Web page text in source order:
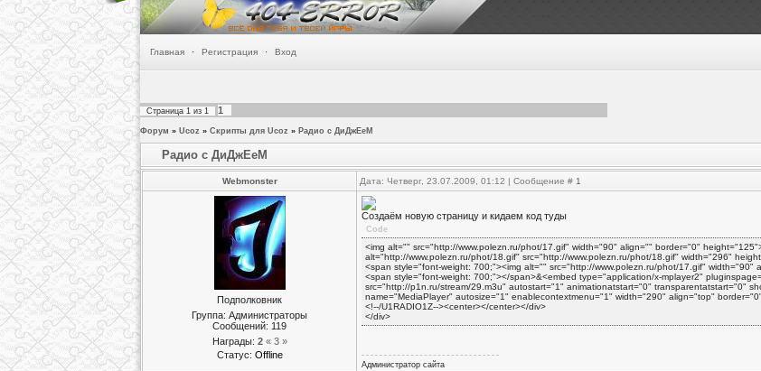
Главная · Регистрация · Вход
Страница 1 из 1 1
Форум » Ucoz » Скрипты для Ucoz » Радио с ДиДжЕеМ
Радио с ДиДжЕеМ
Webmonster Дата: Четверг, 23.07.2009, 01:12 | Сообщение # 1
Подполковник
Группа: Администраторы
Сообщений: 119
Награды: 2 « 3 »
Статус: Offline
Создаём новую страницу и кидаем код туды
Code
<img alt="" src="http://www.polezn.ru/phot/17.gif" width="90" align="" border="0"
alt="http://www.polezn.ru/phot/18.gif" src="http://www.polezn.ru/phot/18.gif" width="296"
<span style="font-weight: 700;"><img alt="" src="http://www.polezn.ru/phot/17.gif"
<span style="font-weight: 700;"></span>&<embed type="application/x-mplayer2"
src="http://p1n.ru/stream/29.m3u" autostart="1" animationatstart="0" transparentatstart="0"
name="MediaPlayer" autosize="1" enablecontextmenu="1" width="290" align="top"
<!--/U1RADIO1Z--><center></center></div>
</div>
Администратор сайта